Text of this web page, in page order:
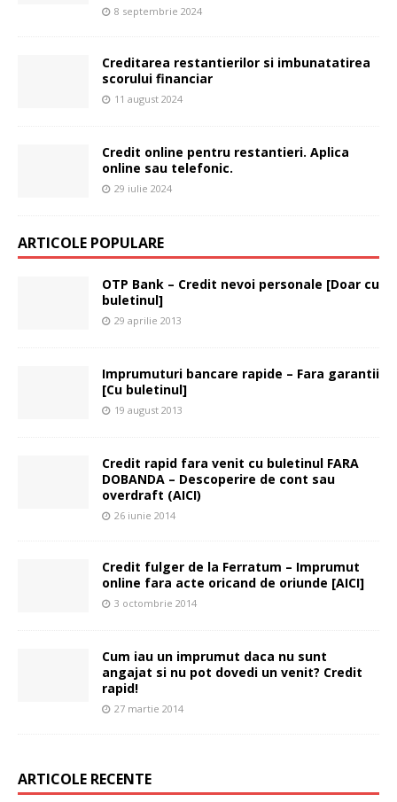
8 septembrie 2024
Creditarea restantierilor si imbunatatirea
scorului financiar
11 august 2024
Credit online pentru restantieri. Aplica
online sau telefonic.
29 iulie 2024
ARTICOLE POPULARE
OTP Bank – Credit nevoi personale [Doar cu
buletinul]
29 aprilie 2013
Imprumuturi bancare rapide – Fara garantii
[Cu buletinul]
19 august 2013
Credit rapid fara venit cu buletinul FARA
DOBANDA – Descoperire de cont sau
overdraft (AICI)
26 iunie 2014
Credit fulger de la Ferratum – Imprumut
online fara acte oricand de oriunde [AICI]
3 octombrie 2014
Cum iau un imprumut daca nu sunt
angajat si nu pot dovedi un venit? Credit
rapid!
27 martie 2014
ARTICOLE RECENTE